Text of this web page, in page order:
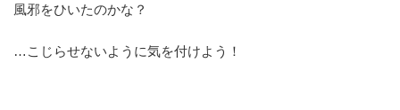
風邪をひいたのかな？
…こじらせないように気を付けよう！